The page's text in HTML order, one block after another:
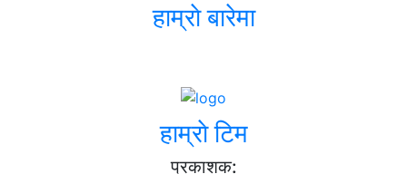
हाम्राे बारेमा
हाम्राे टिम
प्रकाशक: